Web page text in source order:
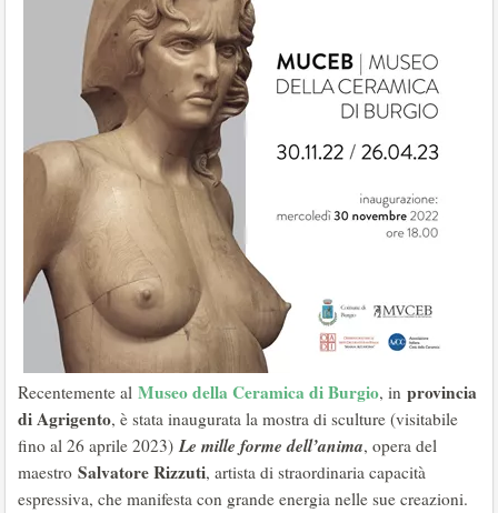
Recentemente al Museo della Ceramica di Burgio, in provincia
di Agrigento, è stata inaugurata la mostra di sculture (visitabile
fino al 26 aprile 2023)Le mille forme dell’anima, opera del
maestro Salvatore Rizzuti, artista di straordinaria capacità
espressiva, che manifesta con grande energia nelle sue creazioni.